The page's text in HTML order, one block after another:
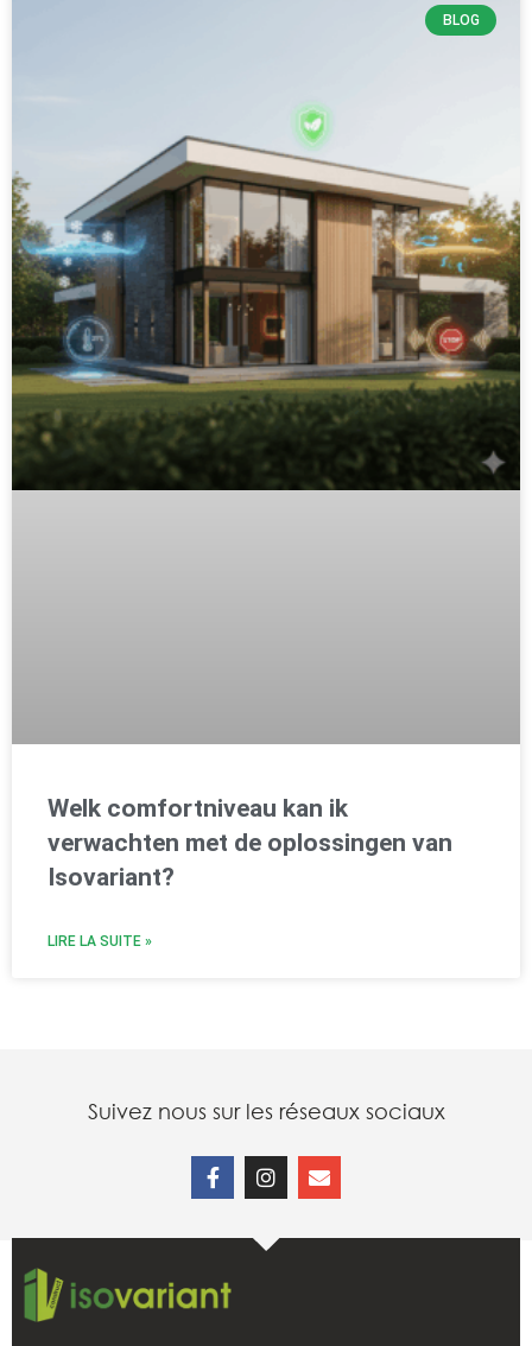
BLOG
Welk comfortniveau kan ik
verwachten met de oplossingen van
Isovariant?
LIRE LA SUITE »
Suivez nous sur les réseaux sociaux